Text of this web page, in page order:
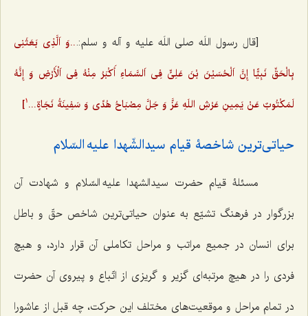
[قال رسول اللَه صلی اللَه علیه و آله و سلم:...وَ اَلَّذِی بَعَثَنِی
بِالْحَقِّ نَبِیًّا إِنَّ اَلْحُسَیْنَ بْنَ عَلِیٍّ فِی اَلسَّمَاءِ أَکْبَرُ مِنْهُ فِی اَلْأَرْضِ وَ إِنَّهُ
لَمَکْتُوبٌ عَنْ یَمِینِ عَرْشِ اللَهِ عَزَّ وَ جَلَّ مِصْبَاحُ هُدًی وَ سَفِینَةُ نَجَاةٍ... 1
]
حیاتی‌ترین شاخصۀ قیام سیدالشّهدا علیه السّلام
مسئلۀ قیام حضرت سیدالشهدا علیه السّلام و شهادت آن
بزرگوار در فرهنگ تشیّع به عنوان حیاتی‌ترین شاخص حقّ و باطل
برای انسان در جمیع مراتب و مراحل تکاملی آن قرار دارد، و هیچ
فردی را در هیچ مرتبه‌ای گزیر و گریزی از اتّباع و پیروی آن حضرت
در تمام مراحل و موقعیت‌های مختلف این حرکت، چه قبل از عاشورا